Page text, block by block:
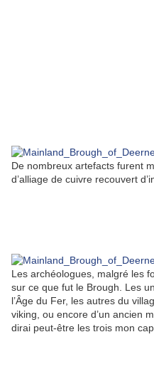
De nombreux artefacts furent
d’alliage de cuivre recouvert
Les archéologues, malgré les
sur ce que fut le Brough. Les
l’Âge du Fer, les autres du
viking, ou encore d’un ancien
dirai peut-être les trois mon